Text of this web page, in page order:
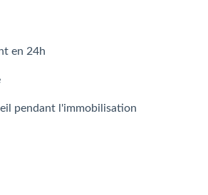
en 24h
pendant l'immobilisation